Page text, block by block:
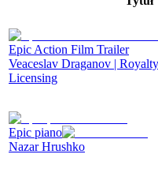
Epic Action Film Trailer
Veaceslav Draganov |
Licensing
Epic piano
Nazar Hrushko